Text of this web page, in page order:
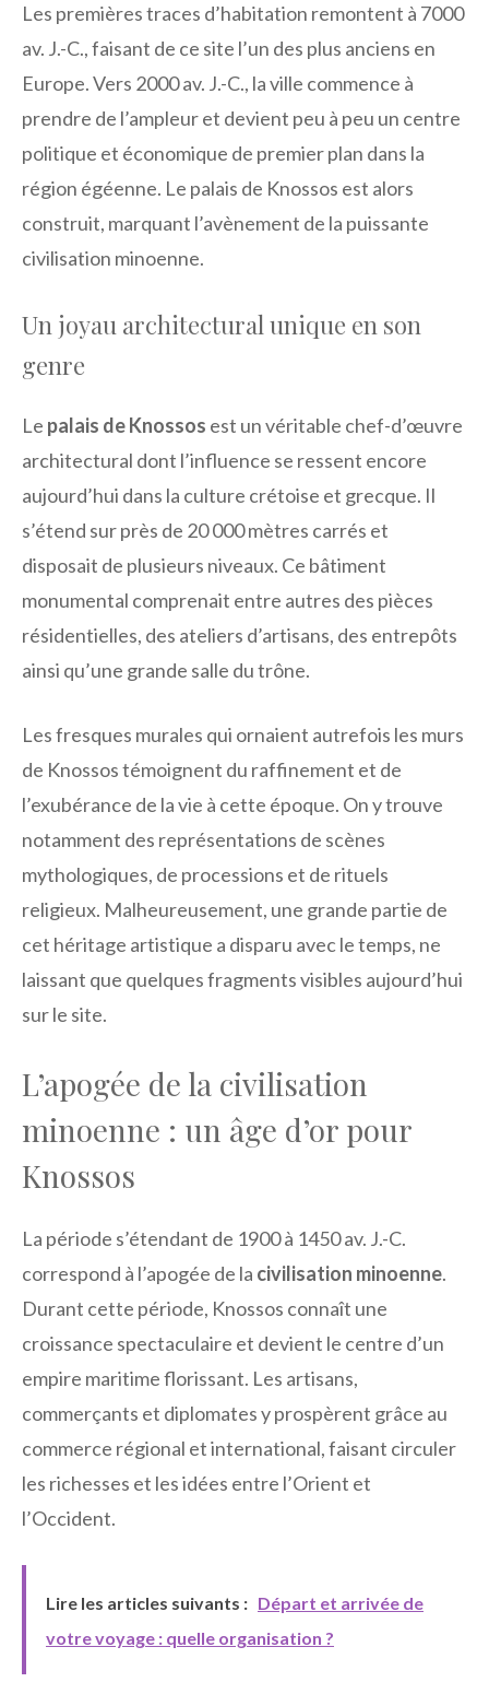
Les premières traces d’habitation remontent à 7000
av. J.-C., faisant de ce site l’un des plus anciens en
Europe. Vers 2000 av. J.-C., la ville commence à
prendre de l’ampleur et devient peu à peu un centre
politique et économique de premier plan dans la
région égéenne. Le palais de Knossos est alors
construit, marquant l’avènement de la puissante
civilisation minoenne.
Un joyau architectural unique en son
genre
Le palais de Knossos est un véritable chef-d’œuvre
architectural dont l’influence se ressent encore
aujourd’hui dans la culture crétoise et grecque. Il
s’étend sur près de 20 000 mètres carrés et
disposait de plusieurs niveaux. Ce bâtiment
monumental comprenait entre autres des pièces
résidentielles, des ateliers d’artisans, des entrepôts
ainsi qu’une grande salle du trône.
Les fresques murales qui ornaient autrefois les murs
de Knossos témoignent du raffinement et de
l’exubérance de la vie à cette époque. On y trouve
notamment des représentations de scènes
mythologiques, de processions et de rituels
religieux. Malheureusement, une grande partie de
cet héritage artistique a disparu avec le temps, ne
laissant que quelques fragments visibles aujourd’hui
sur le site.
L’apogée de la civilisation
minoenne : un âge d’or pour
Knossos
La période s’étendant de 1900 à 1450 av. J.-C.
correspond à l’apogée de la civilisation minoenne.
Durant cette période, Knossos connaît une
croissance spectaculaire et devient le centre d’un
empire maritime florissant. Les artisans,
commerçants et diplomates y prospèrent grâce au
commerce régional et international, faisant circuler
les richesses et les idées entre l’Orient et
l’Occident.
Lire les articles suivants : Départ et arrivée de
votre voyage : quelle organisation ?